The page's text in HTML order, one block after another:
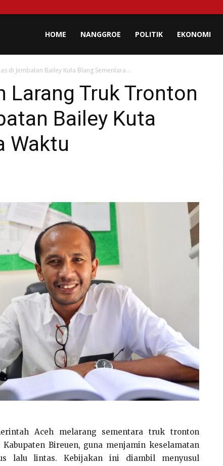
HOME NANGGROE POLITIK EKONOMI
di Jembatan Bailey Kuta Blang Sementara...
Larang Truk Tronton
Bailey Kuta
Waktu
Aceh melarang sementara truk tronton
Bireuen, guna menjamin keselamatan
lalu lintas. Kebijakan ini diambil menyusul